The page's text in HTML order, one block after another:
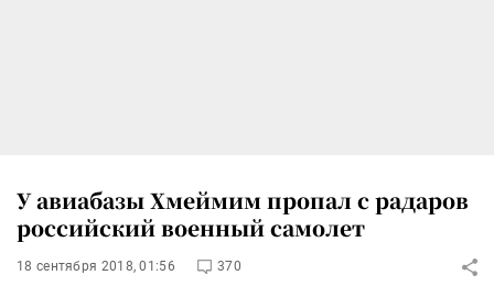
У авиабазы Хмеймим пропал с радаров
российский военный самолет
18 сентября 2018, 01:56 370